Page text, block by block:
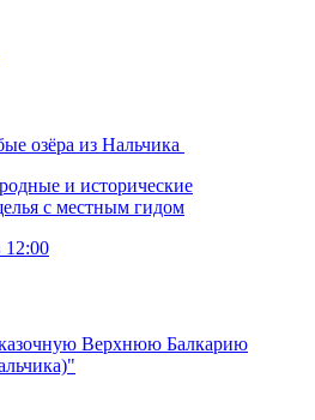
озёра из Нальчика
и исторические
с местным гидом
12:00